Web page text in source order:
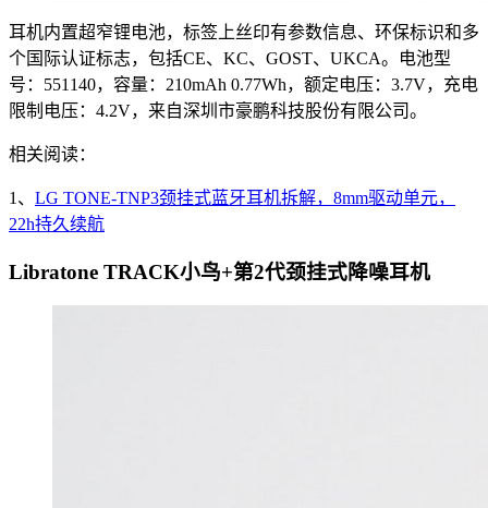
耳机内置超窄锂电池，标签上丝印有参数信息、环保标识和多
个国际认证标志，包括CE、KC、GOST、UKCA。电池型
号：551140，容量：210mAh 0.77Wh，额定电压：3.7V，充电
限制电压：4.2V，来自深圳市豪鹏科技股份有限公司。
相关阅读：
1、 LG TONE-TNP3颈挂式蓝牙耳机拆解，8mm驱动单元，
22h持久续航
Libratone TRACK小鸟+第2代颈挂式降噪耳机